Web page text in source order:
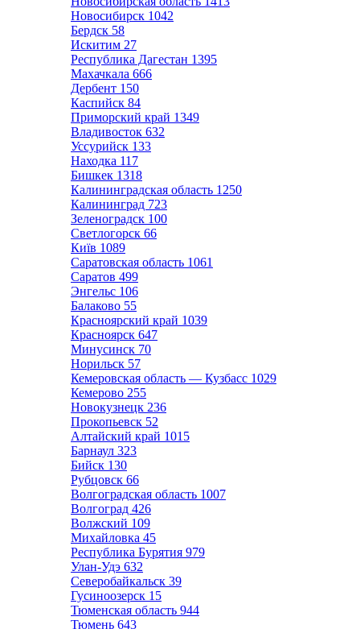
Новосибирск 1042
Бердск 58
Искитим 27
Республика Дагестан 1395
Махачкала 666
Дербент 150
Каспийск 84
Приморский край 1349
Владивосток 632
Уссурийск 133
Находка 117
Бишкек 1318
Калининградская область 1250
Калининград 723
Зеленоградск 100
Светлогорск 66
Київ 1089
Саратовская область 1061
Саратов 499
Энгельс 106
Балаково 55
Красноярский край 1039
Красноярск 647
Минусинск 70
Норильск 57
Кемеровская область — Кузбасс 1029
Кемерово 255
Новокузнецк 236
Прокопьевск 52
Алтайский край 1015
Барнаул 323
Бийск 130
Рубцовск 66
Волгоградская область 1007
Волгоград 426
Волжский 109
Михайловка 45
Республика Бурятия 979
Улан-Удэ 632
Северобайкальск 39
Гусиноозерск 15
Тюменская область 944
Тюмень 643